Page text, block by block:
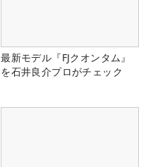
最新モデル『FJクオンタム』
を石井良介プロがチェック